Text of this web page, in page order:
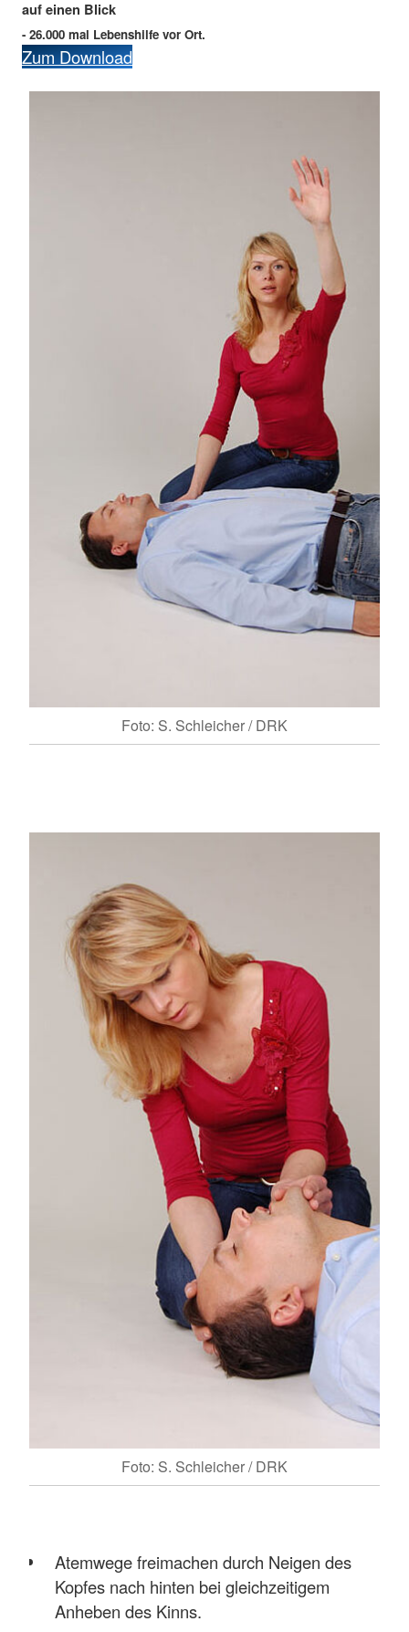
auf einen Blick
- 26.000 mal Lebenshilfe vor Ort.
Zum Download
Foto: S. Schleicher / DRK
Foto: S. Schleicher / DRK
Atemwege freimachen durch Neigen des
Kopfes nach hinten bei gleichzeitigem
Anheben des Kinns.